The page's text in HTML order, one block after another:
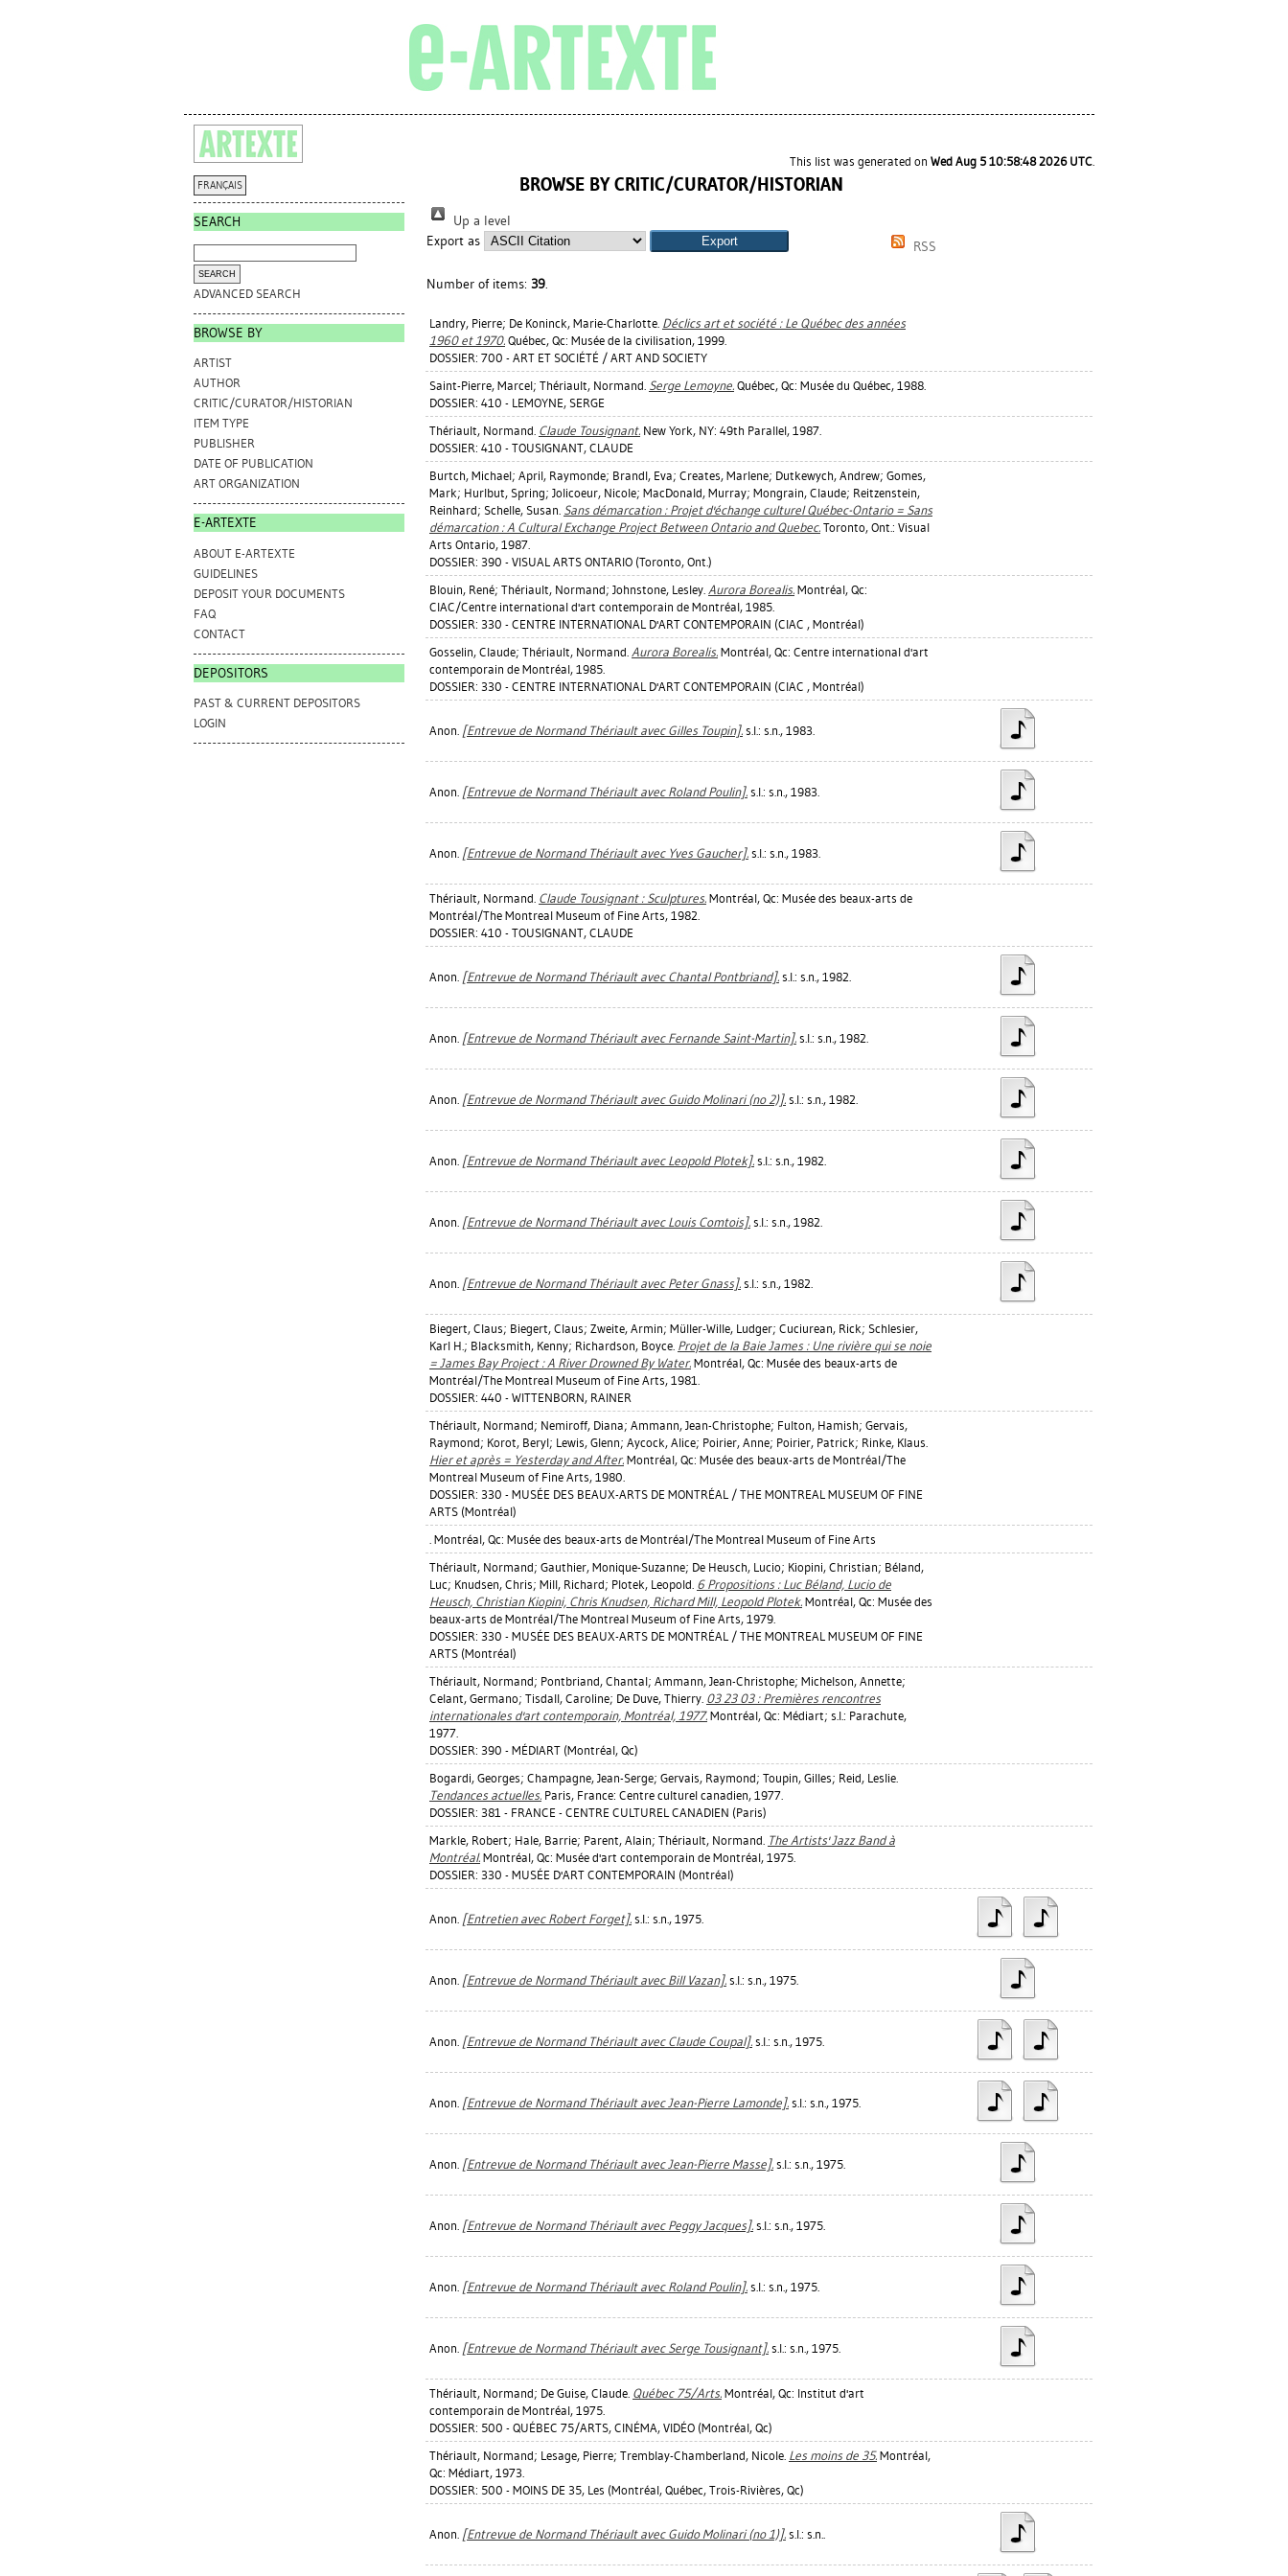
FRANÇAIS
SEARCH
ADVANCED SEARCH
BROWSE BY
ARTIST
AUTHOR
CRITIC/CURATOR/HISTORIAN
ITEM TYPE
PUBLISHER
DATE OF PUBLICATION
ART ORGANIZATION
E-ARTEXTE
ABOUT E-ARTEXTE
GUIDELINES
DEPOSIT YOUR DOCUMENTS
FAQ
CONTACT
DEPOSITORS
PAST & CURRENT DEPOSITORS
LOGIN
This list was generated on Wed Aug 5 10:58:48 2026 UTC.
BROWSE BY CRITIC/CURATOR/HISTORIAN
Up a level
Export as
RSS
Number of items: 39.
Landry, Pierre; De Koninck, Marie-Charlotte. Déclics art et société : Le Québec des années
1960 et 1970. Québec, Qc: Musée de la civilisation, 1999.
DOSSIER: 700 - ART ET SOCIÉTÉ / ART AND SOCIETY
Saint-Pierre, Marcel; Thériault, Normand. Serge Lemoyne. Québec, Qc: Musée du Québec, 1988.
DOSSIER: 410 - LEMOYNE, SERGE
Thériault, Normand. Claude Tousignant. New York, NY: 49th Parallel, 1987.
DOSSIER: 410 - TOUSIGNANT, CLAUDE
Burtch, Michael; April, Raymonde; Brandl, Eva; Creates, Marlene; Dutkewych, Andrew; Gomes,
Mark; Hurlbut, Spring; Jolicoeur, Nicole; MacDonald, Murray; Mongrain, Claude; Reitzenstein,
Reinhard; Schelle, Susan. Sans démarcation : Projet d'échange culturel Québec-Ontario = Sans
démarcation : A Cultural Exchange Project Between Ontario and Quebec. Toronto, Ont.: Visual
Arts Ontario, 1987.
DOSSIER: 390 - VISUAL ARTS ONTARIO (Toronto, Ont.)
Blouin, René; Thériault, Normand; Johnstone, Lesley. Aurora Borealis. Montréal, Qc:
CIAC/Centre international d'art contemporain de Montréal, 1985.
DOSSIER: 330 - CENTRE INTERNATIONAL D'ART CONTEMPORAIN (CIAC , Montréal)
Gosselin, Claude; Thériault, Normand. Aurora Borealis. Montréal, Qc: Centre international d'art
contemporain de Montréal, 1985.
DOSSIER: 330 - CENTRE INTERNATIONAL D'ART CONTEMPORAIN (CIAC , Montréal)
Anon. [Entrevue de Normand Thériault avec Gilles Toupin]. s.l.: s.n., 1983.
Anon. [Entrevue de Normand Thériault avec Roland Poulin]. s.l.: s.n., 1983.
Anon. [Entrevue de Normand Thériault avec Yves Gaucher]. s.l.: s.n., 1983.
Thériault, Normand. Claude Tousignant : Sculptures. Montréal, Qc: Musée des beaux-arts de
Montréal/The Montreal Museum of Fine Arts, 1982.
DOSSIER: 410 - TOUSIGNANT, CLAUDE
Anon. [Entrevue de Normand Thériault avec Chantal Pontbriand]. s.l.: s.n., 1982.
Anon. [Entrevue de Normand Thériault avec Fernande Saint-Martin]. s.l.: s.n., 1982.
Anon. [Entrevue de Normand Thériault avec Guido Molinari (no 2)]. s.l.: s.n., 1982.
Anon. [Entrevue de Normand Thériault avec Leopold Plotek]. s.l.: s.n., 1982.
Anon. [Entrevue de Normand Thériault avec Louis Comtois]. s.l.: s.n., 1982.
Anon. [Entrevue de Normand Thériault avec Peter Gnass]. s.l.: s.n., 1982.
Biegert, Claus; Biegert, Claus; Zweite, Armin; Müller-Wille, Ludger; Cuciurean, Rick; Schlesier,
Karl H.; Blacksmith, Kenny; Richardson, Boyce. Projet de la Baie James : Une rivière qui se noie
= James Bay Project : A River Drowned By Water. Montréal, Qc: Musée des beaux-arts de
Montréal/The Montreal Museum of Fine Arts, 1981.
DOSSIER: 440 - WITTENBORN, RAINER
Thériault, Normand; Nemiroff, Diana; Ammann, Jean-Christophe; Fulton, Hamish; Gervais,
Raymond; Korot, Beryl; Lewis, Glenn; Aycock, Alice; Poirier, Anne; Poirier, Patrick; Rinke, Klaus.
Hier et après = Yesterday and After. Montréal, Qc: Musée des beaux-arts de Montréal/The
Montreal Museum of Fine Arts, 1980.
DOSSIER: 330 - MUSÉE DES BEAUX-ARTS DE MONTRÉAL / THE MONTREAL MUSEUM OF FINE
ARTS (Montréal)
. Montréal, Qc: Musée des beaux-arts de Montréal/The Montreal Museum of Fine Arts
Thériault, Normand; Gauthier, Monique-Suzanne; De Heusch, Lucio; Kiopini, Christian; Béland,
Luc; Knudsen, Chris; Mill, Richard; Plotek, Leopold. 6 Propositions : Luc Béland, Lucio de
Heusch, Christian Kiopini, Chris Knudsen, Richard Mill, Leopold Plotek. Montréal, Qc: Musée des
beaux-arts de Montréal/The Montreal Museum of Fine Arts, 1979.
DOSSIER: 330 - MUSÉE DES BEAUX-ARTS DE MONTRÉAL / THE MONTREAL MUSEUM OF FINE
ARTS (Montréal)
Thériault, Normand; Pontbriand, Chantal; Ammann, Jean-Christophe; Michelson, Annette;
Celant, Germano; Tisdall, Caroline; De Duve, Thierry. 03 23 03 : Premières rencontres
internationales d'art contemporain, Montréal, 1977. Montréal, Qc: Médiart; s.l.: Parachute,
1977.
DOSSIER: 390 - MÉDIART (Montréal, Qc)
Bogardi, Georges; Champagne, Jean-Serge; Gervais, Raymond; Toupin, Gilles; Reid, Leslie.
Tendances actuelles. Paris, France: Centre culturel canadien, 1977.
DOSSIER: 381 - FRANCE - CENTRE CULTUREL CANADIEN (Paris)
Markle, Robert; Hale, Barrie; Parent, Alain; Thériault, Normand. The Artists' Jazz Band à
Montréal. Montréal, Qc: Musée d'art contemporain de Montréal, 1975.
DOSSIER: 330 - MUSÉE D'ART CONTEMPORAIN (Montréal)
Anon. [Entretien avec Robert Forget]. s.l.: s.n., 1975.
Anon. [Entrevue de Normand Thériault avec Bill Vazan]. s.l.: s.n., 1975.
Anon. [Entrevue de Normand Thériault avec Claude Coupal]. s.l.: s.n., 1975.
Anon. [Entrevue de Normand Thériault avec Jean-Pierre Lamonde]. s.l.: s.n., 1975.
Anon. [Entrevue de Normand Thériault avec Jean-Pierre Masse]. s.l.: s.n., 1975.
Anon. [Entrevue de Normand Thériault avec Peggy Jacques]. s.l.: s.n., 1975.
Anon. [Entrevue de Normand Thériault avec Roland Poulin]. s.l.: s.n., 1975.
Anon. [Entrevue de Normand Thériault avec Serge Tousignant]. s.l.: s.n., 1975.
Thériault, Normand; De Guise, Claude. Québec 75/Arts. Montréal, Qc: Institut d'art
contemporain de Montréal, 1975.
DOSSIER: 500 - QUÉBEC 75/ARTS, CINÉMA, VIDÉO (Montréal, Qc)
Thériault, Normand; Lesage, Pierre; Tremblay-Chamberland, Nicole. Les moins de 35. Montréal,
Qc: Médiart, 1973.
DOSSIER: 500 - MOINS DE 35, Les (Montréal, Québec, Trois-Rivières, Qc)
Anon. [Entrevue de Normand Thériault avec Guido Molinari (no 1)]. s.l.: s.n..